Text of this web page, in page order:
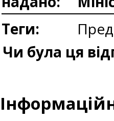
Теги:
Чи була ця